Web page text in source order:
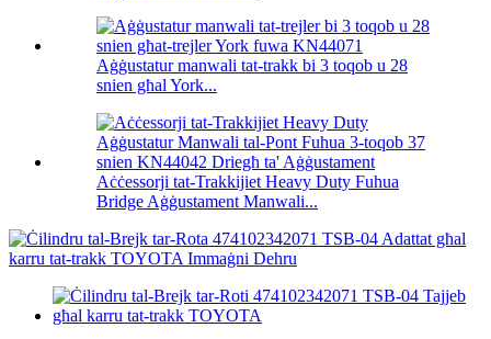
Aġġustatur manwali tat-trakk bi 3 toqob u 28
snien għal York...
Aċċessorji tat-Trakkijiet Heavy Duty Fuhua
Bridge Aġġustament Manwali...